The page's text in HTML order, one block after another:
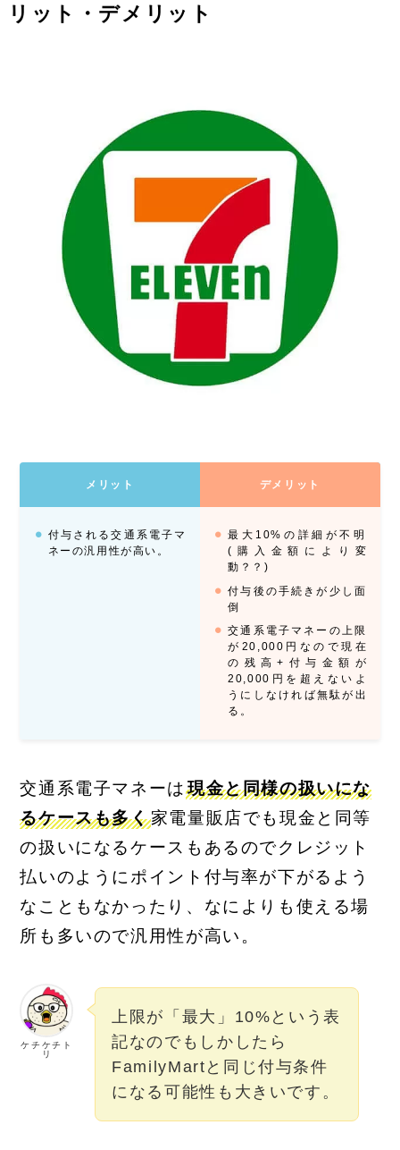
リット・デメリット
メリット デメリット
付与される交通系電子マ
ネーの汎用性が高い。
最大10%の詳細が不明
(購入金額により変
動？？)
付与後の手続きが少し面
倒
交通系電子マネーの上限
が20,000円なので現在
の残高+付与金額が
20,000円を超えないよ
うにしなければ無駄が出
る。
交通系電子マネーは 現金と同様の扱いにな
るケースも多く家電量販店でも現金と同等
の扱いになるケースもあるのでクレジット
払いのようにポイント付与率が下がるよう
なこともなかったり、なによりも使える場
所も多いので汎用性が高い。
ケチケチト
リ
上限が「最大」10%という表
記なのでもしかしたら
FamilyMartと同じ付与条件
になる可能性も大きいです。